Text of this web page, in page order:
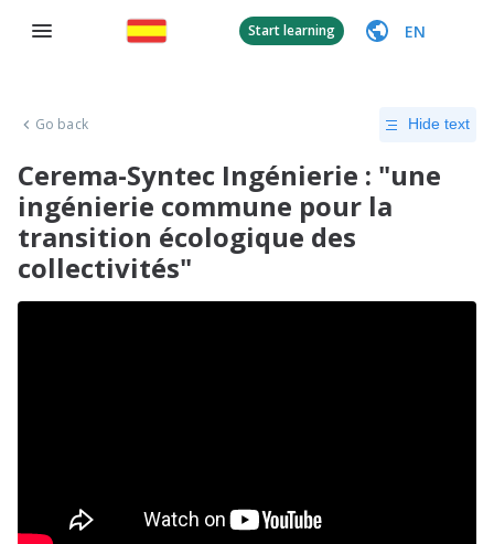
Start learning EN
Go back Hide text
Cerema-Syntec Ingénierie : "une
ingénierie commune pour la
transition écologique des
collectivités"